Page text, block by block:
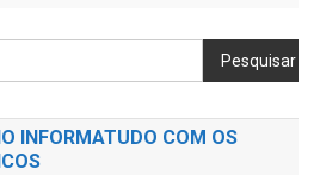
Pesquisar
INFORMATUDO COM OS